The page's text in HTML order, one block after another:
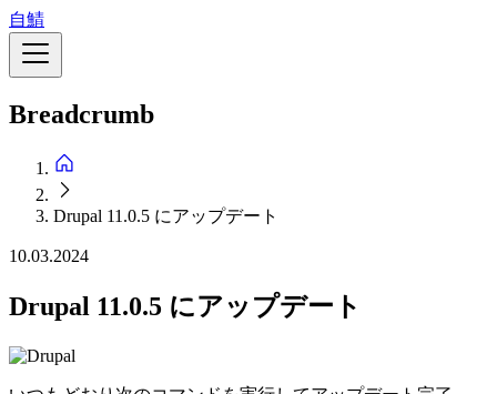
メ
イ
ン
ン
動
自鯖
Breadcrumb
Drupal 11.0.5 にアップデート
10.03.2024
Drupal 11.0.5 にアップデート